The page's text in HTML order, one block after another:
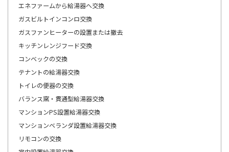
エネファームから給湯器へ交換
ガスビルトインコンロ交換
ガスファンヒーターの設置または撤去
キッチンレンジフード交換
コンベックの交換
テナントの給湯器交換
トイレの便器の交換
バランス窯・貫通型給湯器交換
マンションPS設置給湯器交換
マンションベランダ設置給湯器交換
リモコンの交換